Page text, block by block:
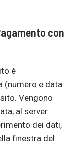
con
è
(numero e data
Vengono
al server
dei dati,
finestra del